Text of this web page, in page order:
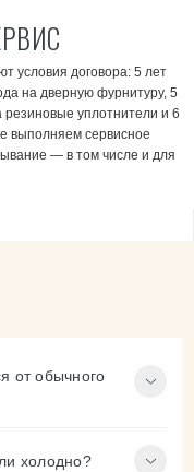
условия договора: 5 лет
на дверную фурнитуру, 5
резиновые уплотнители и 6
выполняем сервисное
— в том числе и для
от обычного
холодно?